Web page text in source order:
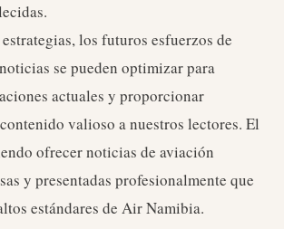
los futuros esfuerzos de
se pueden optimizar para
actuales y proporcionar
valioso a nuestros lectores. El
ofrecer noticias de aviación
y presentadas profesionalmente que
estándares de Air Namibia.